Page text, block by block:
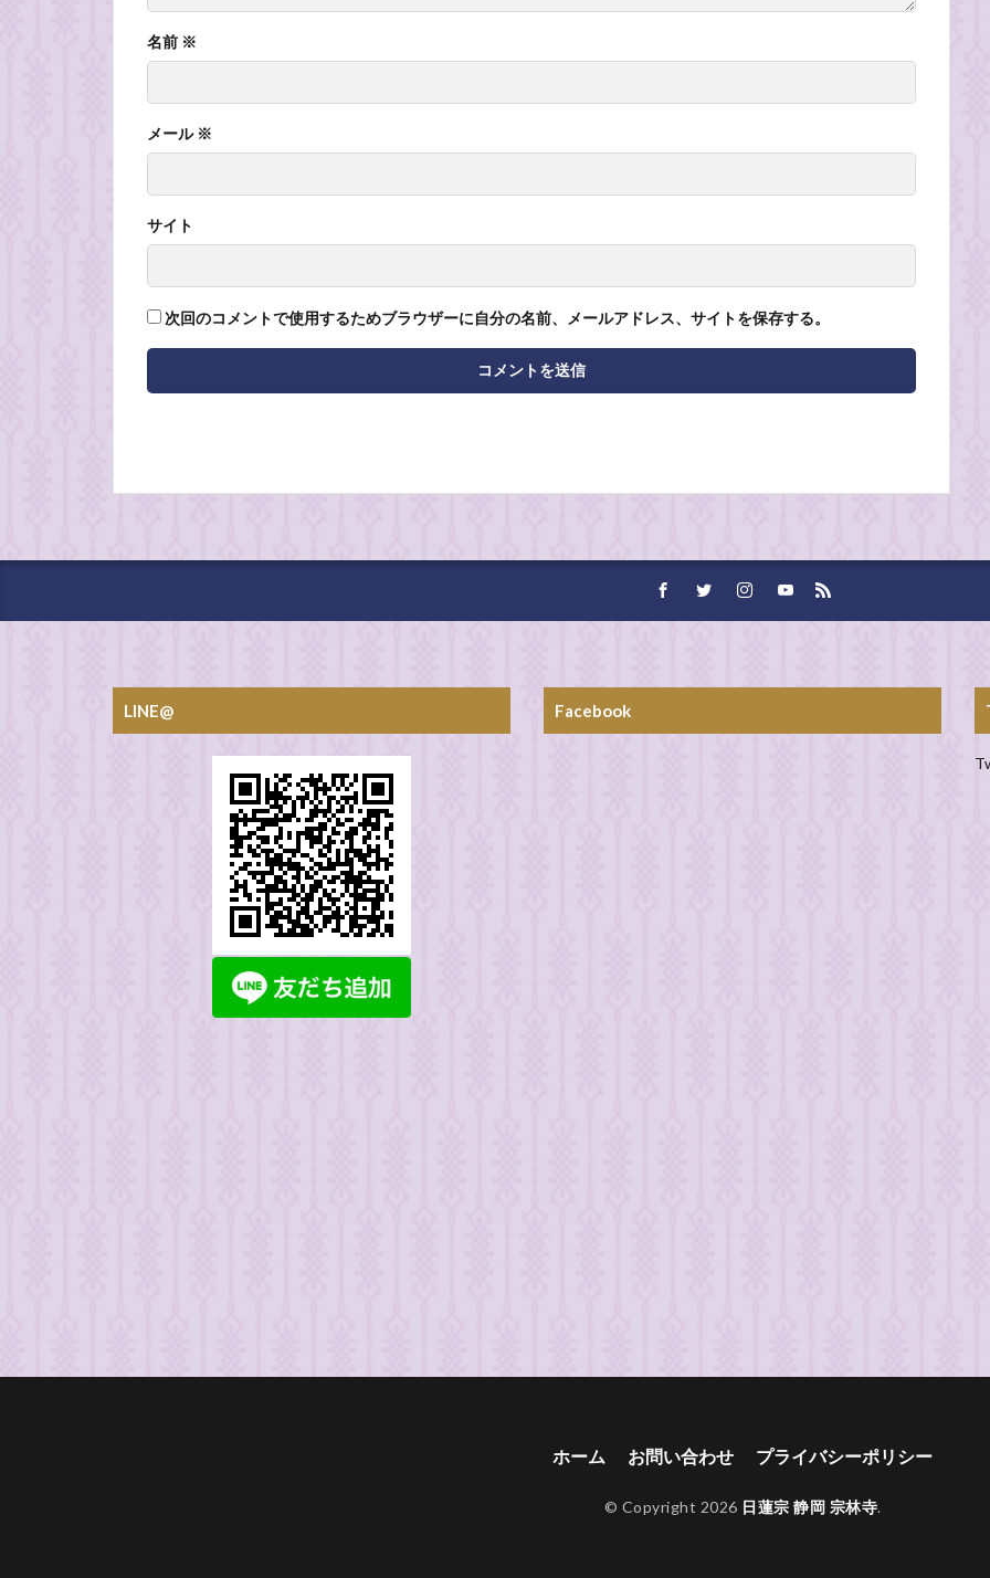
名前 ※
メール ※
サイト
次回のコメントで使用するためブラウザーに自分の名前、メールアドレス、サイトを保存する。
LINE@ Facebook
ホーム お問い合わせ プライバシーポリシー
© Copyright 2026 日蓮宗 静岡 宗林寺.